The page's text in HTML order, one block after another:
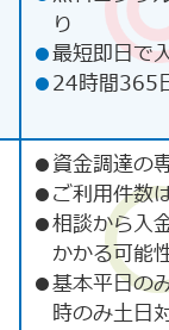
り
●最短即日で
●24時間365
●資金調達の
●ご利用件数
●相談から入
かかる可能
●基本平日の
時のみ土日